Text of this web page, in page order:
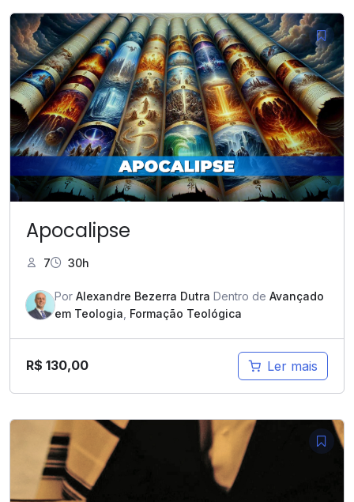
Apocalipse
7 30h
Por Alexandre Bezerra Dutra Dentro de Avançado
em Teologia Formação Teológica
R$ 130,00 Ler mais